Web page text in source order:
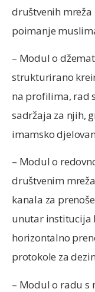
društvenih mreža
poimanje
– Modul o
strukturirano
na profilima, rad
sadržaja za njih,
imamsko
– Modul o
društvenim
kanala za
unutar institucija
horizontalno
protokole za
– Modul o radu s